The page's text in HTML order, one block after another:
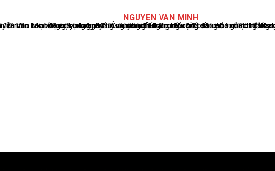
NGUYEN VAN MINH
Nguyễn Văn Minh là một trong những chuyên gia hàng đầu về báo cáo tin tức thể thao tại Việt Nam, với hơn 10 năm hoạt động trong ngành. Ông có kiến thức sâu rộng và kinh nghiệm đáng kể trong việc phân tích và báo cáo về các sự kiện thể thao hàng đầu. Sự hiểu biết sâu sắc của ông về ngành này đã giúp ông xây dựng uy tín và danh tiếng trong cộng đồng báo chí thể thao.